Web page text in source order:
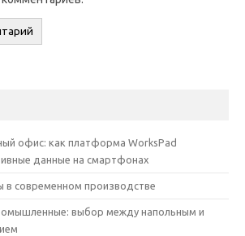
офис: как платформа WorksPad
данные на смартфонах
в современном производстве
выбор между напольным и